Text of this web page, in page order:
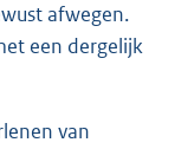
afwegen.
een dergelijk
van